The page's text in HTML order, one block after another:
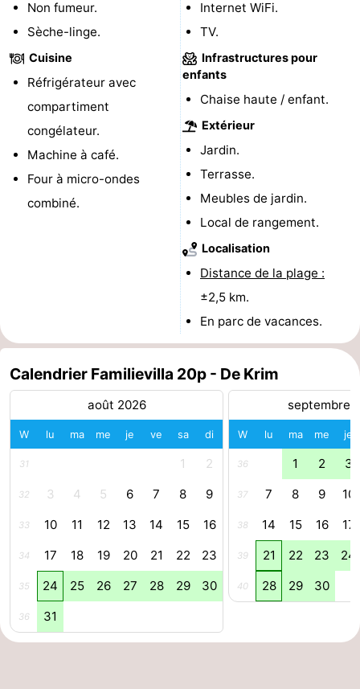
Peche
Sportive
-
Equitation
-
Promenade
sur
Wadden
Observation
des
phoques
Boire
manger
Événements
Pratiques
Ferry
-
Stationnement
Saut
Wadden
Médicales
Région
Îles
Frise
Schiermonnikoog
Ameland
Terschelling
-
Non fumeur.
Sèche-linge.
Cuisine
Réfrigérateur avec
compartiment
congélateur.
Machine à café.
Four à micro-ondes
combiné.
Internet WiFi.
TV.
Infrastructures pour
enfants
Chaise haute / enfant.
Extérieur
Jardin.
Terrasse.
Meubles de jardin.
Local de rangement.
Localisation
Distance de la plage :
±2,5 km.
En parc de vacances.
Calendrier Familievilla 20p - De Krim
août 2026
W lu ma me je ve sa di
31 1 2
32 3 4 5 6 7 8 9
33 10 11 12 13 14 15 16
34 17 18 19 20 21 22 23
35 24 25 26 27 28 29 30
36 31
septembre
W lu ma me je
36 1 2 3
37 7 8 9 10
38 14 15 16 17
39 21 22 23 24
40 28 29 30